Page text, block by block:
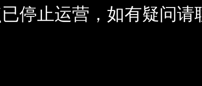
停止运营，如有疑问请